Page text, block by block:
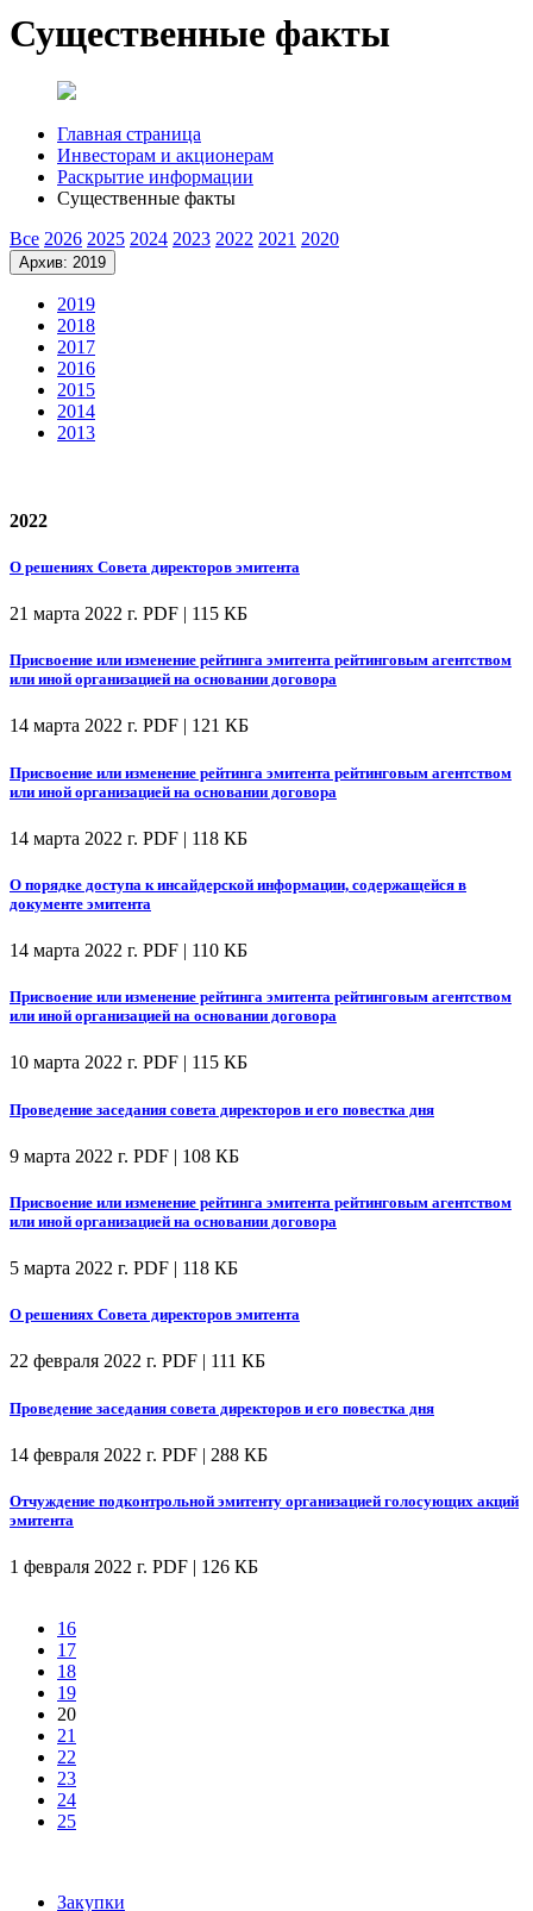
Существенные факты
Главная страница
Инвесторам и акционерам
Раскрытие информации
Существенные факты
Все 2026 2025 2024 2023 2022 2021 2020
Архив: 2019
2019
2018
2017
2016
2015
2014
2013
2022
О решениях Совета директоров эмитента
21 марта 2022 г. PDF | 115 КБ
Присвоение или изменение рейтинга эмитента рейтинговым агентством
или иной организацией на основании договора
14 марта 2022 г. PDF | 121 КБ
Присвоение или изменение рейтинга эмитента рейтинговым агентством
или иной организацией на основании договора
14 марта 2022 г. PDF | 118 КБ
О порядке доступа к инсайдерской информации, содержащейся в
документе эмитента
14 марта 2022 г. PDF | 110 КБ
Присвоение или изменение рейтинга эмитента рейтинговым агентством
или иной организацией на основании договора
10 марта 2022 г. PDF | 115 КБ
Проведение заседания совета директоров и его повестка дня
9 марта 2022 г. PDF | 108 КБ
Присвоение или изменение рейтинга эмитента рейтинговым агентством
или иной организацией на основании договора
5 марта 2022 г. PDF | 118 КБ
О решениях Совета директоров эмитента
22 февраля 2022 г. PDF | 111 КБ
Проведение заседания совета директоров и его повестка дня
14 февраля 2022 г. PDF | 288 КБ
Отчуждение подконтрольной эмитенту организацией голосующих акций
эмитента
1 февраля 2022 г. PDF | 126 КБ
16
17
18
19
20
21
22
23
24
25
Закупки